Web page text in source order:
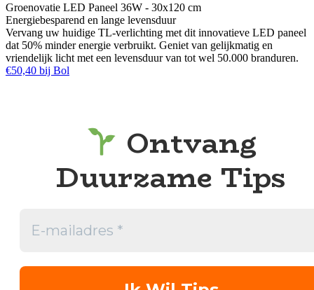
Groenovatie LED Paneel 36W - 30x120 cm
Energiebesparend en lange levensduur
Vervang uw huidige TL-verlichting met dit innovatieve LED paneel
dat 50% minder energie verbruikt. Geniet van gelijkmatig en
vriendelijk licht met een levensduur van tot wel 50.000 branduren.
€50,40 bij Bol
Ontvang
Duurzame Tips